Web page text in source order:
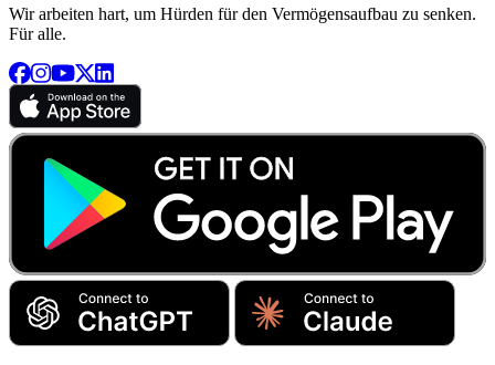
Wir arbeiten hart, um Hürden für den Vermögensaufbau zu senken.
Für alle.